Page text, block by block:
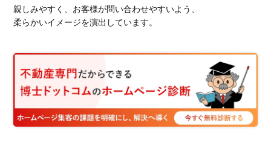
親しみやすく、お客様が問い合わせやすいよう、
柔らかいイメージを演出しています。